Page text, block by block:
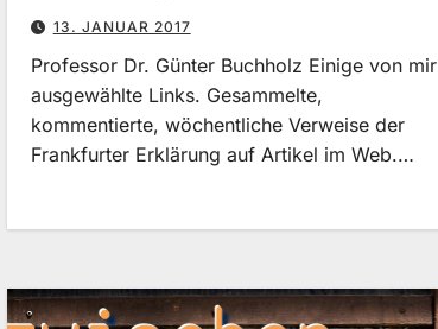
13. JANUAR 2017
Professor Dr. Günter Buchholz Einige von mir
ausgewählte Links. Gesammelte,
kommentierte, wöchentliche Verweise der
Frankfurter Erklärung auf Artikel im Web.…